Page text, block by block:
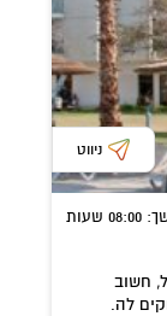
ניווט
: 08:00 שעות
חשוב
לה.